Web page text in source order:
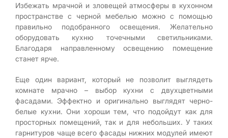
Избежать мрачной и зловещей атмосферы в кухонном
пространстве с черной мебелью можно с помощью
правильно подобранного освещения. Желательно
оборудовать кухню точечными светильниками.
Благодаря направленному освещению помещение
станет ярче.
Еще один вариант, который не позволит выглядеть
комнате мрачно – выбор кухни с двухцветными
фасадами. Эффектно и оригинально выглядят черно-
белые кухни. Они хороши тем, что подойдут как для
просторных помещений, так и для небольших. У таких
гарнитуров чаще всего фасады нижних модулей имеют